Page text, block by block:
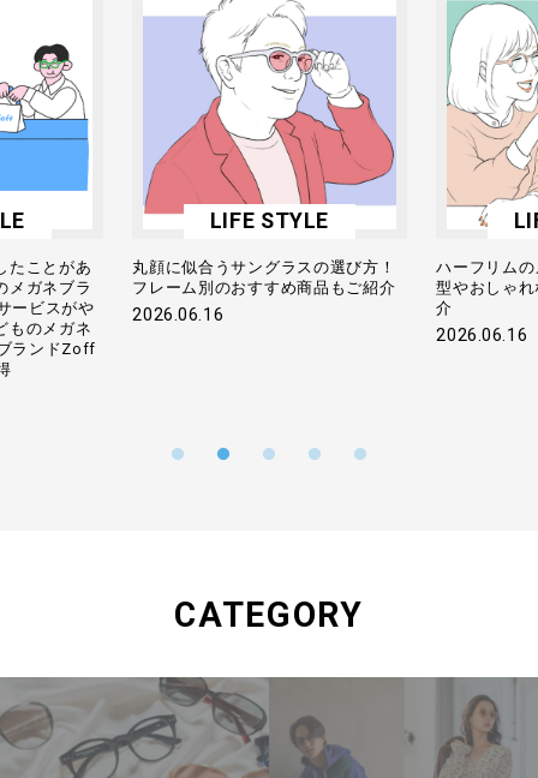
たことがあ
メガネブラ
ービスがや
ものメガネ
ランドZoff
LIFE STYLE
丸顔に似合うサングラスの選び方！
フレーム別のおすすめ商品もご紹介
2026.06.16
ハーフリム
型やおしゃ
介
2026.06.16
CATEGORY